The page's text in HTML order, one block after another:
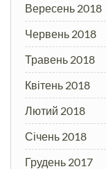
Вересень 2018
Червень 2018
Травень 2018
Квітень 2018
Лютий 2018
Січень 2018
Грудень 2017